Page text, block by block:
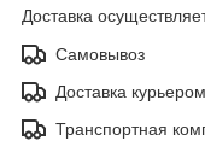
Доставка
Самовывоз
Доставка курьером
Транспортная